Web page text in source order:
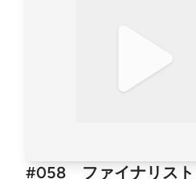
#058 ファイナリスト